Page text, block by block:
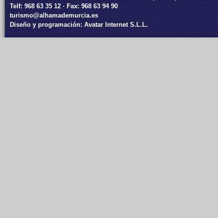
Telf: 968 63 35 12 · Fax: 968 63 94 90
turismo@alhamademurcia.es
Diseño y programación:Avatar Internet S.L.L.